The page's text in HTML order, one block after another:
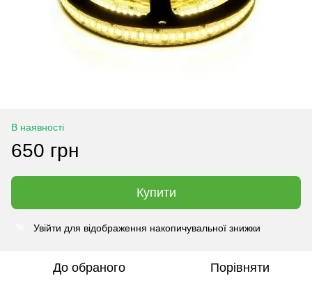
В наявності
650 грн
Купити
Увійти для відображення накопичувальної знижки
До обраного Порівняти